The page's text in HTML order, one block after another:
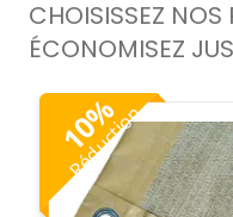
CHOISISSEZ NOS
ÉCONOMISEZ
10
%
Réduction